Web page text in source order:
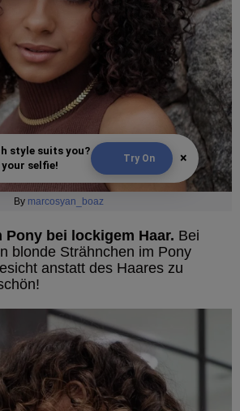
style suits you?
selfie!
Try On ×
By marcosyan_boaz
Pony bei lockigem Haar. Bei
blonde Strähnchen im Pony
anstatt des Haares zu